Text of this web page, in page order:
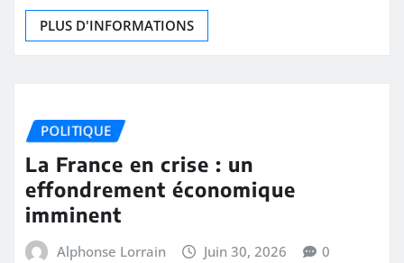
PLUS D'INFORMATIONS
POLITIQUE
La France en crise : un
effondrement économique
imminent
Alphonse Lorrain Juin 30, 2026 0